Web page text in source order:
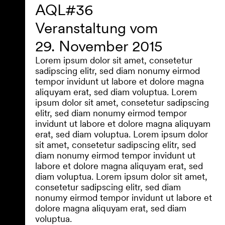
AQL#36
Veranstaltung vom
29. November 2015
Lorem ipsum dolor sit amet, consetetur
sadipscing elitr, sed diam nonumy eirmod
tempor invidunt ut labore et dolore magna
aliquyam erat, sed diam voluptua. Lorem
ipsum dolor sit amet, consetetur sadipscing
elitr, sed diam nonumy eirmod tempor
invidunt ut labore et dolore magna aliquyam
erat, sed diam voluptua. Lorem ipsum dolor
sit amet, consetetur sadipscing elitr, sed
diam nonumy eirmod tempor invidunt ut
labore et dolore magna aliquyam erat, sed
diam voluptua. Lorem ipsum dolor sit amet,
consetetur sadipscing elitr, sed diam
nonumy eirmod tempor invidunt ut labore et
dolore magna aliquyam erat, sed diam
voluptua.